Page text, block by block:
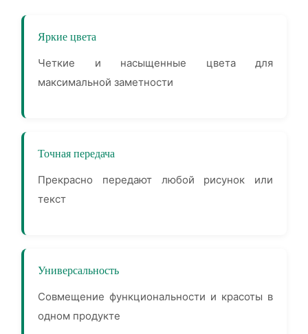
Яркие цвета
Четкие и насыщенные цвета для
максимальной заметности
Точная передача
Прекрасно передают любой рисунок или
текст
Универсальность
Совмещение функциональности и красоты в
одном продукте